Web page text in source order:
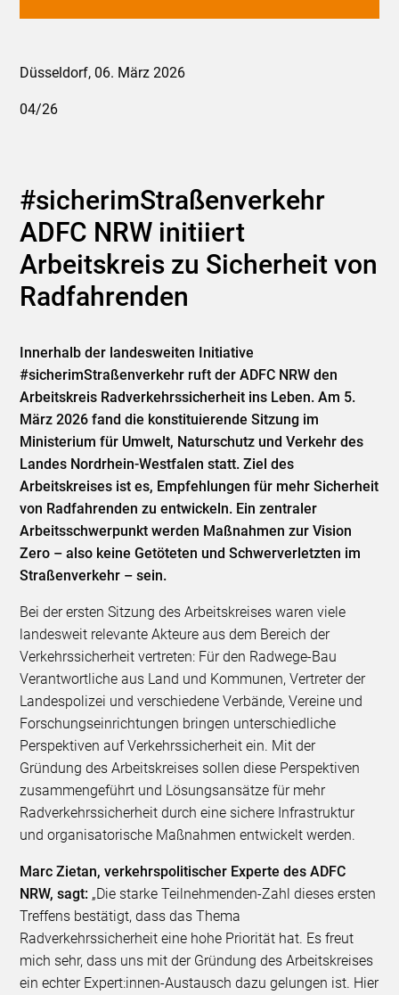
Düsseldorf, 06. März 2026
04/26
#sicherimStraßenverkehr
ADFC NRW initiiert
Arbeitskreis zu Sicherheit von
Radfahrenden
Innerhalb der landesweiten Initiative
#sicherimStraßenverkehr ruft der ADFC NRW den
Arbeitskreis Radverkehrssicherheit ins Leben. Am 5.
März 2026 fand die konstituierende Sitzung im
Ministerium für Umwelt, Naturschutz und Verkehr des
Landes Nordrhein-Westfalen statt. Ziel des
Arbeitskreises ist es, Empfehlungen für mehr Sicherheit
von Radfahrenden zu entwickeln. Ein zentraler
Arbeitsschwerpunkt werden Maßnahmen zur Vision
Zero – also keine Getöteten und Schwerverletzten im
Straßenverkehr – sein.
Bei der ersten Sitzung des Arbeitskreises waren viele
landesweit relevante Akteure aus dem Bereich der
Verkehrssicherheit vertreten: Für den Radwege-Bau
Verantwortliche aus Land und Kommunen, Vertreter der
Landespolizei und verschiedene Verbände, Vereine und
Forschungseinrichtungen bringen unterschiedliche
Perspektiven auf Verkehrssicherheit ein. Mit der
Gründung des Arbeitskreises sollen diese Perspektiven
zusammengeführt und Lösungsansätze für mehr
Radverkehrssicherheit durch eine sichere Infrastruktur
und organisatorische Maßnahmen entwickelt werden.
Marc Zietan, verkehrspolitischer Experte des ADFC
NRW, sagt: „Die starke Teilnehmenden-Zahl dieses ersten
Treffens bestätigt, dass das Thema
Radverkehrssicherheit eine hohe Priorität hat. Es freut
mich sehr, dass uns mit der Gründung des Arbeitskreises
ein echter Expert:innen-Austausch dazu gelungen ist. Hier